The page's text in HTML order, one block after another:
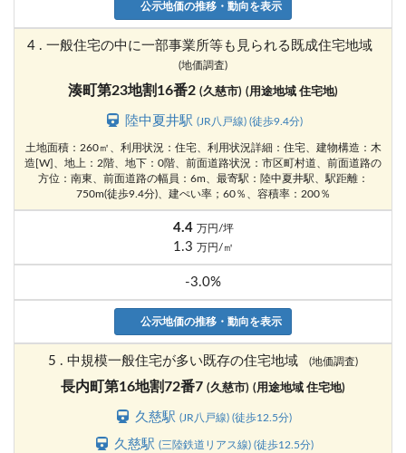
公示地価の推移・動向を表示
4 . 一般住宅の中に一部事業所等も見られる既成住宅地域
(地価調査)
湊町第23地割16番2 (久慈市) (用途地域 住宅地)
陸中夏井駅 (JR八戸線) (徒歩9.4分)
土地面積：260㎡、利用状況：住宅、利用状況詳細：住宅、建物構造：木
造[W]、地上：2階、地下：0階、前面道路状況：市区町村道、前面道路の
方位：南東、前面道路の幅員：6m、最寄駅：陸中夏井駅、駅距離：
750m(徒歩9.4分)、建ぺい率；60％、容積率：200％
4.4 万円/坪
1.3 万円/㎡
-3.0%
公示地価の推移・動向を表示
5 . 中規模一般住宅が多い既存の住宅地域 (地価調査)
長内町第16地割72番7 (久慈市) (用途地域 住宅地)
久慈駅(JR八戸線) (徒歩12.5分)
久慈駅 (三陸鉄道リアス線) (徒歩12.5分)